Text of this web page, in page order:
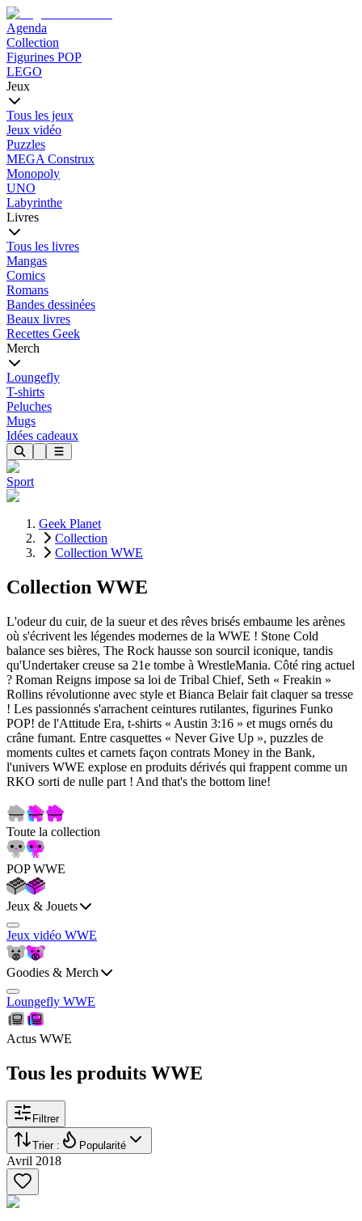
Agenda
Collection
Figurines POP
LEGO
Jeux
Tous les jeux
Jeux vidéo
Puzzles
MEGA Construx
Monopoly
UNO
Labyrinthe
Livres
Tous les livres
Mangas
Comics
Romans
Bandes dessinées
Beaux livres
Recettes Geek
Merch
Loungefly
T-shirts
Peluches
Mugs
Idées cadeaux
Sport
Geek Planet
Collection
Collection WWE
Collection WWE
L'odeur du cuir, de la sueur et des rêves brisés embaume les arènes
où s'écrivent les légendes modernes de la WWE ! Stone Cold
balance ses bières, The Rock hausse son sourcil iconique, tandis
qu'Undertaker creuse sa 21e tombe à WrestleMania. Côté ring actuel
? Roman Reigns impose sa loi de Tribal Chief, Seth « Freakin »
Rollins révolutionne avec style et Bianca Belair fait claquer sa tresse
! Les passionnés s'arrachent ceintures rutilantes, figurines Funko
POP! de l'Attitude Era, t-shirts « Austin 3:16 » et mugs ornés du
crâne fumant. Entre casquettes « Never Give Up », puzzles de
moments cultes et carnets façon contrats Money in the Bank,
l'univers WWE explose en produits dérivés qui frappent comme un
RKO sorti de nulle part ! And that's the bottom line!
Toute la collection
POP WWE
Jeux & Jouets
Jeux vidéo WWE
Goodies & Merch
Loungefly WWE
Actus WWE
Tous les produits WWE
Filtrer
Trier : Popularité
Avril 2018